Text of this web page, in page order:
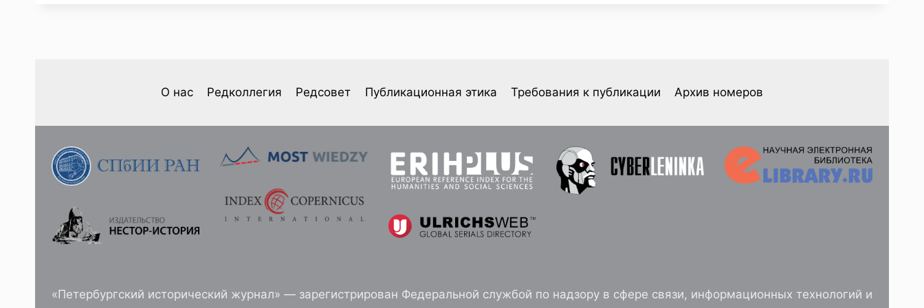
ПОСЛЕДСТВИЯ
ЗИМНЕЙ
1939–
ГГ.
ДЛЯ
ЦЕЛЛЮЛОЗНО-
БУМАЖНОЙ
О нас Редколлегия Редсовет Публикационная этика Требования к публикации Архив номеров
«Петербургский исторический журнал» — зарегистрирован Федеральной службой по надзору в сфере связи, информационных технологий и